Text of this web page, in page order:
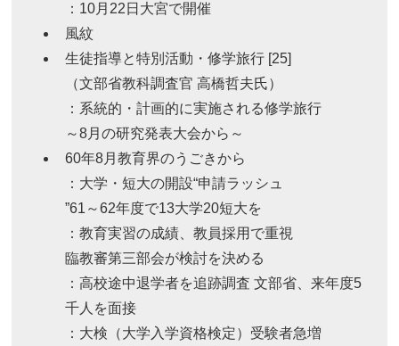
：10月22日大宮で開催
風紋
生徒指導と特別活動・修学旅行 [25]
（文部省教科調査官 高橋哲夫氏）
：系統的・計画的に実施される修学旅行
～8月の研究発表大会から～
60年8月教育界のうごきから
：大学・短大の開設“申請ラッシュ
”61～62年度で13大学20短大を
：教育実習の成績、教員採用で重視
臨教審第三部会が検討を決める
：高校途中退学者を追跡調査 文部省、来年度5
千人を面接
：大検（大学入学資格検定）受験者急増